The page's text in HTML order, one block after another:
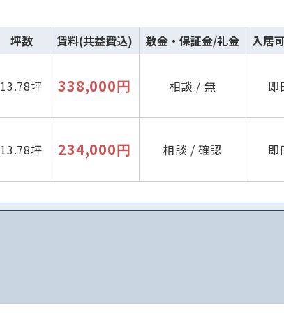
坪数 賃料(共益費込) 敷金・保証金/礼金 入居
13.78坪 338,000円 相談 / 無 即
13.78坪 234,000円 相談 / 確認 即